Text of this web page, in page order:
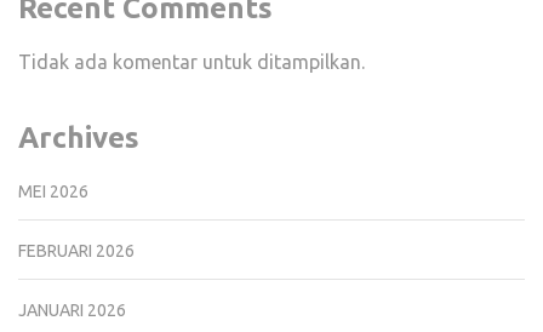
Recent Comments
Tidak ada komentar untuk ditampilkan.
Archives
MEI 2026
FEBRUARI 2026
JANUARI 2026